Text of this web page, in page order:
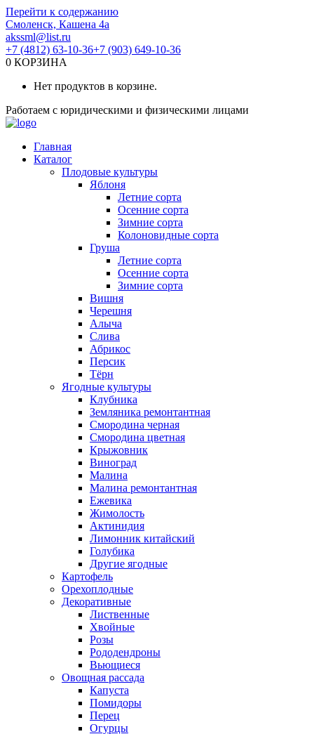
Перейти к содержанию
Смоленск, Кашена 4а
akssml@list.ru
+7 (4812) 63-10-36+7 (903) 649-10-36
0 КОРЗИНА
Нет продуктов в корзине.
Работаем с юридическими и физическими лицами
Главная
Каталог
Плодовые культуры
Яблоня
Летние сорта
Осенние сорта
Зимние сорта
Колоновидные сорта
Груша
Летние сорта
Осенние сорта
Зимние сорта
Вишня
Черешня
Алыча
Слива
Абрикос
Персик
Тёрн
Ягодные культуры
Клубника
Земляника ремонтантная
Смородина черная
Смородина цветная
Крыжовник
Виноград
Малина
Малина ремонтантная
Ежевика
Жимолость
Актинидия
Лимонник китайский
Голубика
Другие ягодные
Картофель
Орехоплодные
Декоративные
Лиственные
Хвойные
Розы
Рододендроны
Вьющиеся
Овощная рассада
Капуста
Помидоры
Перец
Огурцы